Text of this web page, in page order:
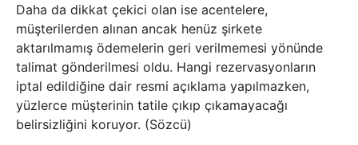
Daha da dikkat çekici olan ise acentelere,
müşterilerden alınan ancak henüz şirkete
aktarılmamış ödemelerin geri verilmemesi yönünde
talimat gönderilmesi oldu. Hangi rezervasyonların
iptal edildiğine dair resmi açıklama yapılmazken,
yüzlerce müşterinin tatile çıkıp çıkamayacağı
belirsizliğini koruyor. (Sözcü)